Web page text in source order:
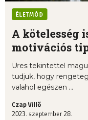
ÉLETMÓD
A kötelesség
motivációs
Üres tekintettel
tudjuk, hogy
valahol egészen ...
Czap Villő
2023. szeptember 28.